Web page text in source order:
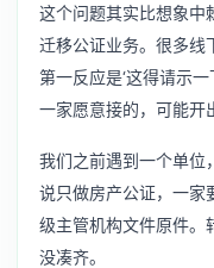
这个问题其实比想象中
迁移公证业务。很多线
第一反应是‘这得请示
一家愿意接的，可能开
我们之前遇到一个单位
说只做房产公证，一家
级主管机构文件原件。
没凑齐。